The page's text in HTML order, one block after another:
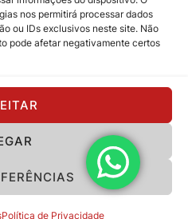
nos permitirá processar dados
ou IDs exclusivos neste site. Não
pode afetar negativamente certos
Política de Privacidade